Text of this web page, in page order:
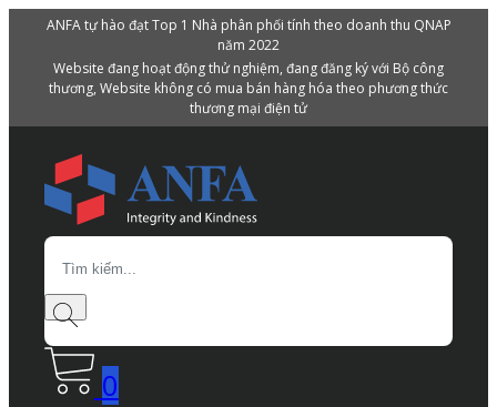
ANFA tự hào đạt Top 1 Nhà phân phối tính theo doanh thu QNAP
năm 2022
Website đang hoạt động thử nghiệm, đang đăng ký với Bộ công
thương, Website không có mua bán hàng hóa theo phương thức
thương mại điện tử
Search
0